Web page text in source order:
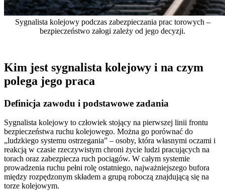
Sygnalista kolejowy podczas zabezpieczania prac torowych –
bezpieczeństwo załogi zależy od jego decyzji.
Kim jest sygnalista kolejowy i na czym
polega jego praca
Definicja zawodu i podstawowe zadania
Sygnalista kolejowy to człowiek stojący na pierwszej linii frontu
bezpieczeństwa ruchu kolejowego. Można go porównać do
„ludzkiego systemu ostrzegania” – osoby, która własnymi oczami i
reakcją w czasie rzeczywistym chroni życie ludzi pracujących na
torach oraz zabezpiecza ruch pociągów. W całym systemie
prowadzenia ruchu pełni rolę ostatniego, najważniejszego bufora
między rozpędzonym składem a grupą roboczą znajdującą się na
torze kolejowym.